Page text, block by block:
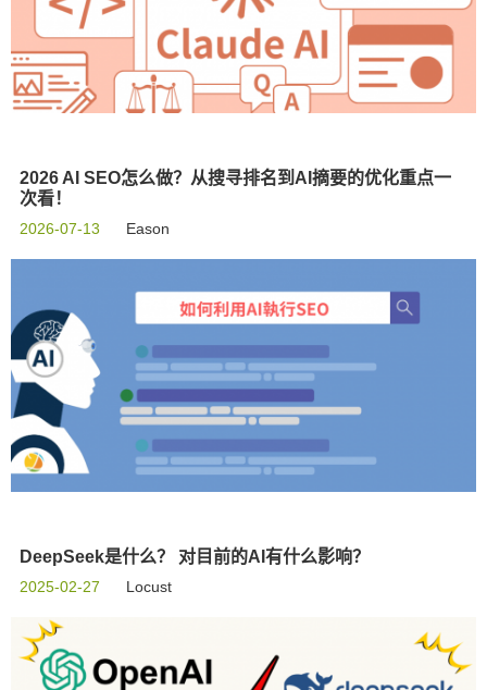
2026 AI SEO怎么做？从搜寻排名到AI摘要的优化重点一
次看！
2026-07-13 Eason
DeepSeek是什么？ 对目前的AI有什么影响？
2025-02-27 Locust